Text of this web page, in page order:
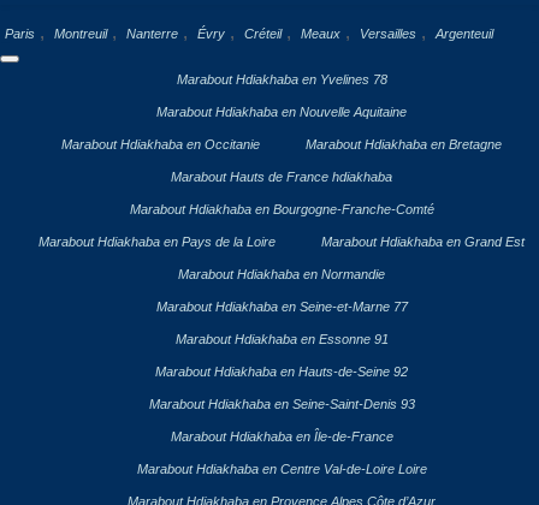
Paris , Montreuil , Nanterre , Évry , Créteil , Meaux , Versailles , Argenteuil
Marabout Hdiakhaba en Yvelines 78
Marabout Hdiakhaba en Nouvelle Aquitaine
Marabout Hdiakhaba en Occitanie Marabout Hdiakhaba en Bretagne
Marabout Hauts de France hdiakhaba
Marabout Hdiakhaba en Bourgogne-Franche-Comté
Marabout Hdiakhaba en Pays de la Loire Marabout Hdiakhaba en Grand Est
Marabout Hdiakhaba en Normandie
Marabout Hdiakhaba en Seine-et-Marne 77
Marabout Hdiakhaba en Essonne 91
Marabout Hdiakhaba en Hauts-de-Seine 92
Marabout Hdiakhaba en Seine-Saint-Denis 93
Marabout Hdiakhaba en Île-de-France
Marabout Hdiakhaba en Centre Val-de-Loire Loire
Marabout Hdiakhaba en Provence Alpes Côte d’Azur